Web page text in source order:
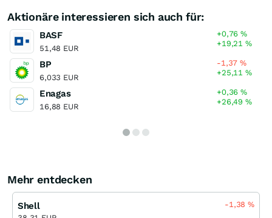
Aktionäre interessieren sich auch für:
BASF
51,48 EUR
+0,76%
+19,21%
BP
6,033 EUR
-1,37%
+25,11%
Enagas
16,88 EUR
+0,36%
+26,49%
Mehr entdecken
Shell -1,38%